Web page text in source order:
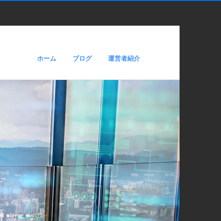
ホーム ブログ 運営者紹介